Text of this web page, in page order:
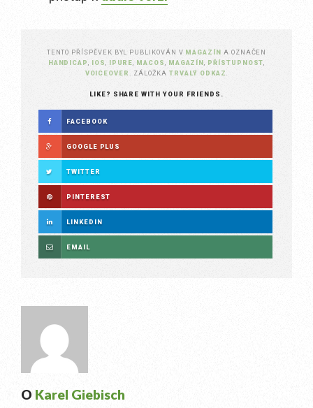
TENTO PŘÍSPĚVEK BYL PUBLIKOVÁN V MAGAZÍN A OZNAČEN
HANDICAP, IOS, IPURE, MACOS, MAGAZÍN, PŘÍSTUPNOST,
VOICEOVER . ZÁLOŽKATRVALÝ ODKAZ.
LIKE? SHARE WITH YOUR FRIENDS.
FACEBOOK
GOOGLE PLUS
TWITTER
PINTEREST
LINKEDIN
EMAIL
O Karel Giebisch